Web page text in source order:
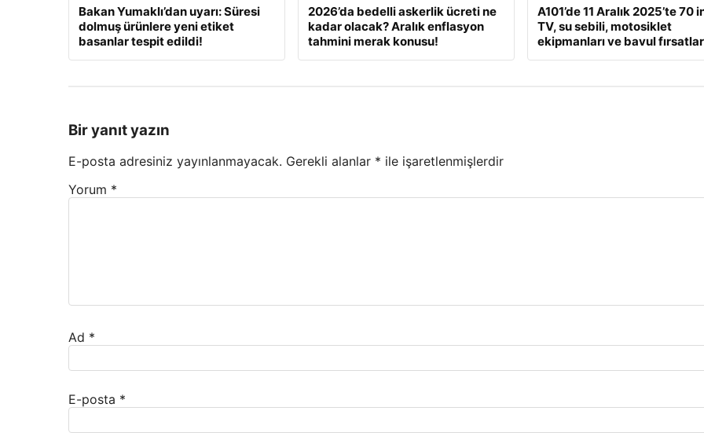
Bakan Yumaklı’dan uyarı: Süresi
dolmuş ürünlere yeni etiket
basanlar tespit edildi!
2026’da bedelli askerlik ücreti ne
kadar olacak? Aralık enflasyon
tahmini merak konusu!
A101’de 11 Aralık 2025’te 70
TV, su sebili, motosiklet
ekipmanları ve bavul
Bir yanıt yazın
E-posta adresiniz yayınlanmayacak. Gerekli alanlar * ile işaretlenmişlerdir
Yorum *
Ad *
E-posta *